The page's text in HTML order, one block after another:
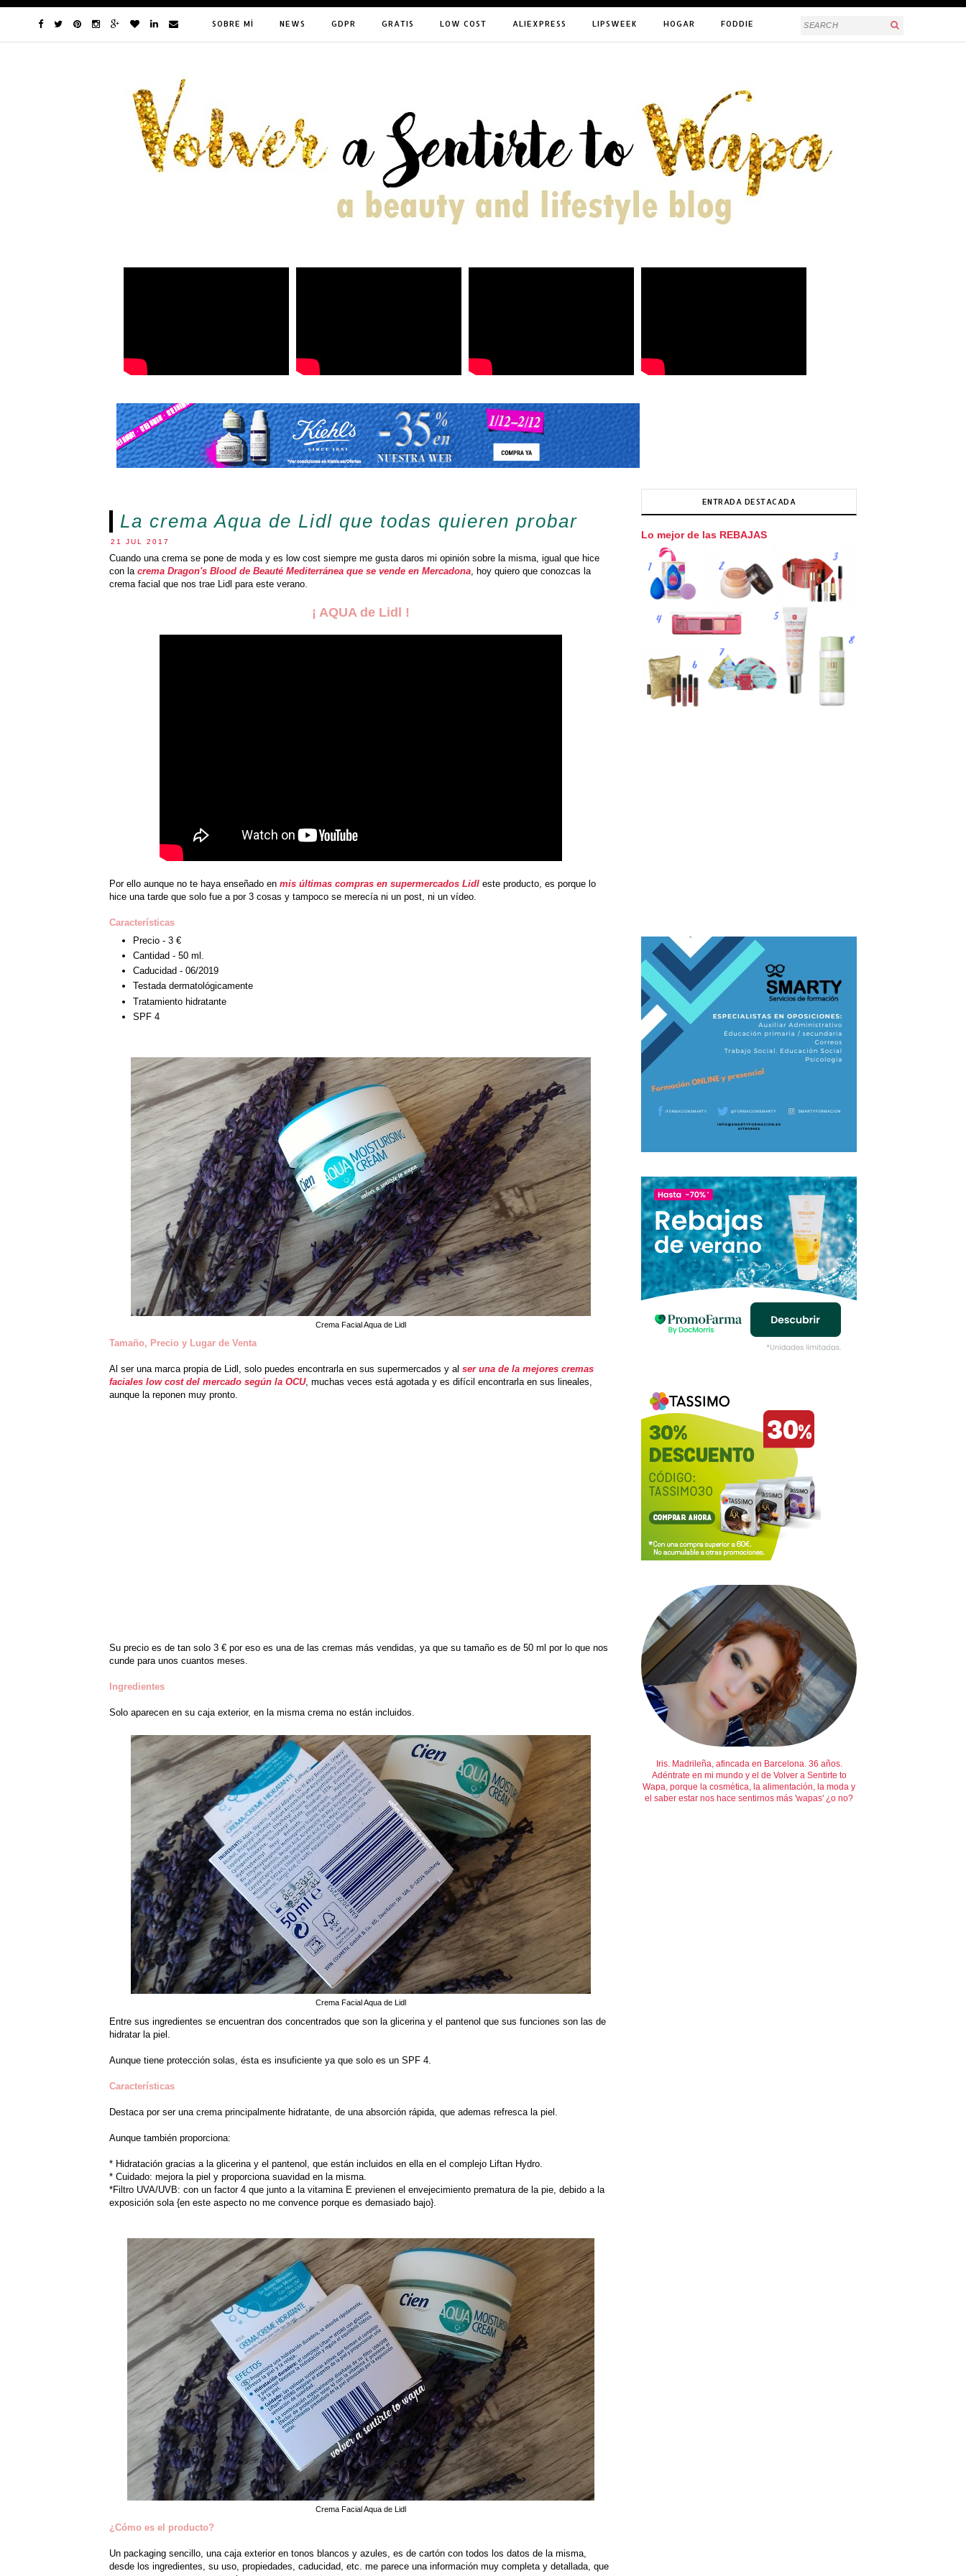
SOBRE MÍ NEWS GDPR GRATIS LOW COST ALIEXPRESS LIPSWEEK HOGAR FODDIE
La crema Aqua de Lidl que todas quieren probar
21 JUL 2017
Cuando una crema se pone de moda y es low cost siempre me gusta daros mi opinión sobre la misma, igual que hice
con la crema Dragon's Blood de Beauté Mediterránea que se vende en Mercadona, hoy quiero que conozcas la
crema facial que nos trae Lidl para este verano.
¡ AQUA de Lidl !
Por ello aunque no te haya enseñado en mis últimas compras en supermercados Lidl este producto, es porque lo
hice una tarde que solo fue a por 3 cosas y tampoco se merecía ni un post, ni un vídeo.
Características
Precio - 3 €
Cantidad - 50 ml.
Caducidad - 06/2019
Testada dermatológicamente
Tratamiento hidratante
SPF 4
Crema Facial Aqua de Lidl
Tamaño, Precio y Lugar de Venta
Al ser una marca propia de Lidl, solo puedes encontrarla en sus supermercados y al ser una de la mejores cremas
faciales low cost del mercado según la OCU, muchas veces está agotada y es difícil encontrarla en sus lineales,
aunque la reponen muy pronto.
Su precio es de tan solo 3 € por eso es una de las cremas más vendidas, ya que su tamaño es de 50 ml por lo que nos
cunde para unos cuantos meses.
Ingredientes
Solo aparecen en su caja exterior, en la misma crema no están incluidos.
Crema Facial Aqua de Lidl
Entre sus ingredientes se encuentran dos concentrados que son la glicerina y el pantenol que sus funciones son las de
hidratar la piel.
Aunque tiene protección solas, ésta es insuficiente ya que solo es un SPF 4.
Características
Destaca por ser una crema principalmente hidratante, de una absorción rápida, que ademas refresca la piel.
Aunque también proporciona:
* Hidratación gracias a la glicerina y el pantenol, que están incluidos en ella en el complejo Liftan Hydro.
* Cuidado: mejora la piel y proporciona suavidad en la misma.
*Filtro UVA/UVB: con un factor 4 que junto a la vitamina E previenen el envejecimiento prematura de la pie, debido a la
exposición sola {en este aspecto no me convence porque es demasiado bajo}.
Crema Facial Aqua de Lidl
¿Cómo es el producto?
Un packaging sencillo, una caja exterior en tonos blancos y azules, es de cartón con todos los datos de la misma,
desde los ingredientes, su uso, propiedades, caducidad, etc. me parece una información muy completa y detallada, que
ENTRADA DESTACADA
Lo mejor de las REBAJAS
Iris. Madrileña, afincada en Barcelona. 36 años.
Adéntrate en mi mundo y el de Volver a Sentirte to
Wapa, porque la cosmética, la alimentación, la moda y
el saber estar nos hace sentirnos más 'wapas' ¿o no?